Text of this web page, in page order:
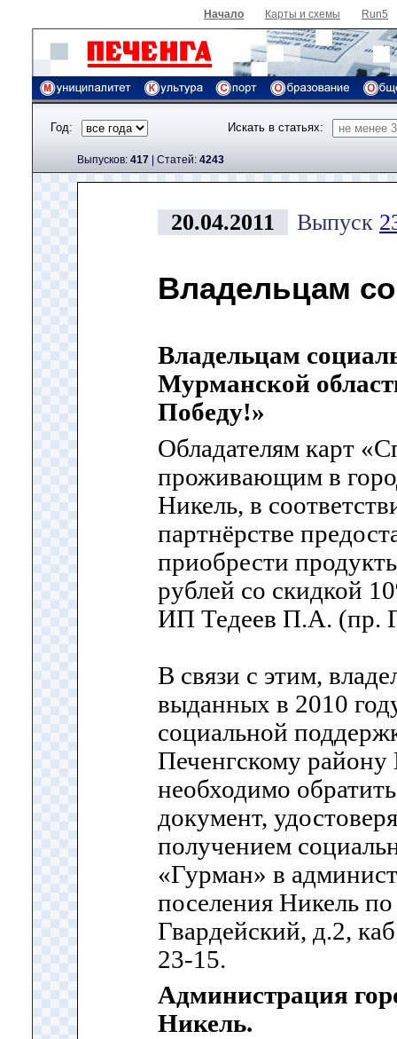
Начало Карты и схемы Run5
Год: Искать в статьях:
Выпусков: 417 | Cтатей: 4243
20.04.2011 Выпуск
Владельцам
Владельцам
Мурманской
Победу!»
Обладателям карт
проживающим в
Никель, в
партнёрстве
приобрести
рублей со скидкой
ИП Тедеев П.А. (пр.
В связи с этим,
выданных в 2010
социальной
Печенгскому
необходимо
документ,
получением
«Гурман» в
поселения Никель
Гвардейский, д.2,
23-15.
Администрация
Никель.